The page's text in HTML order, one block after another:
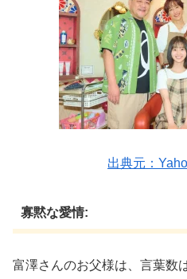
出典元：
寡黙な愛情:
富澤さんのお父様は、言葉数